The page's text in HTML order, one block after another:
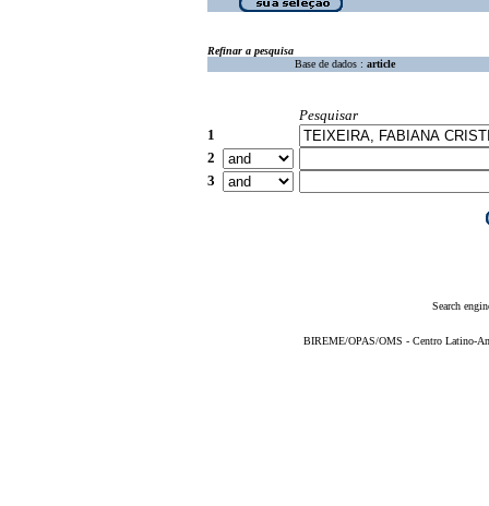
Refinar a pesquisa
Base de dados : article
Pesquisar
1
2
3
Search
BIREME/OPAS/OMS - Centro Latino-